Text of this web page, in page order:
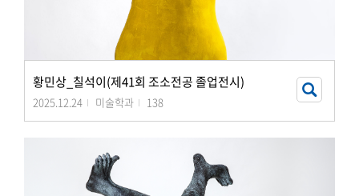
황민상_칠석이(제41회 조소전공 졸업전시)
2025.12.24 미술학과 138